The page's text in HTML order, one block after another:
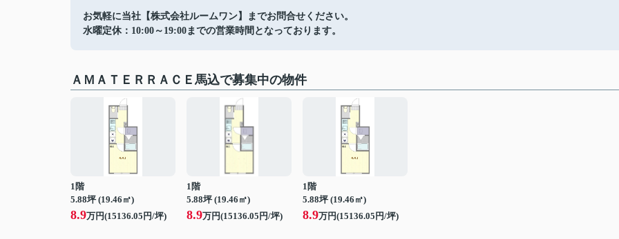
お気軽に当社【株式会社ルームワン】までお問合せください。
水曜定休：10:00～19:00までの営業時間となっております。
ＡＭＡＴＥＲＲＡＣＥ馬込で募集中の物件
1階
5.88坪 (19.46㎡)
8.9万円(15136.05円/坪)
1階
5.88坪 (19.46㎡)
8.9万円(15136.05円/坪)
1階
5.88坪 (19.46㎡)
8.9万円(15136.05円/坪)